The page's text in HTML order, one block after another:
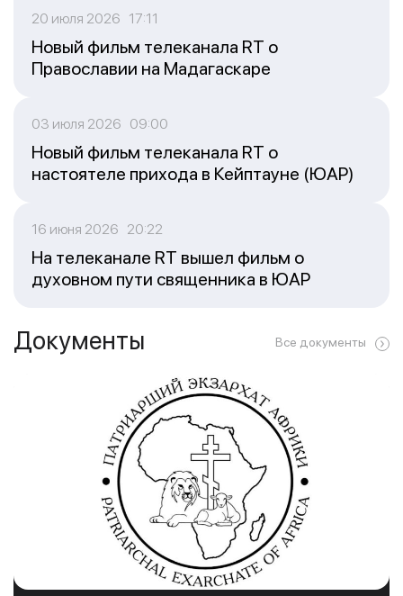
20 июля 2026 17:11
Новый фильм телеканала RT о
Православии на Мадагаскаре
03 июля 2026 09:00
Новый фильм телеканала RT о
настоятеле прихода в Кейптауне (ЮАР)
16 июня 2026 20:22
На телеканале RT вышел фильм о
духовном пути священника в ЮАР
Документы Все документы